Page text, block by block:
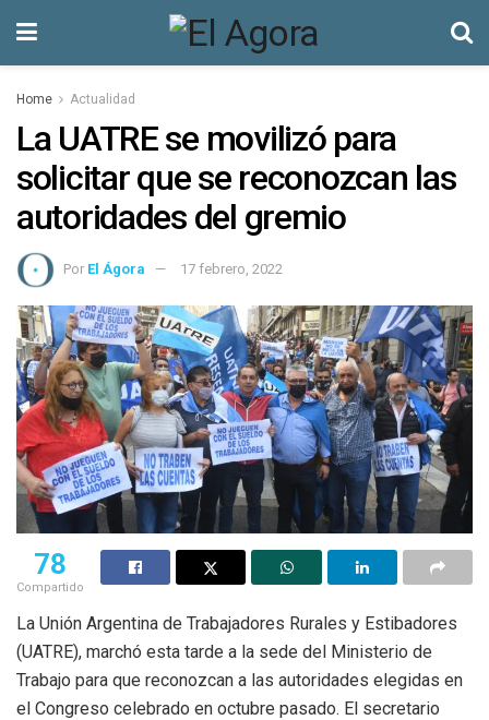
Home Actualidad
La UATRE se movilizó para
solicitar que se reconozcan las
autoridades del gremio
Por El Ágora 17 febrero, 2022
78
Compartido
La Unión Argentina de Trabajadores Rurales y Estibadores
(UATRE), marchó esta tarde a la sede del Ministerio de
Trabajo para que reconozcan a las autoridades elegidas en
el Congreso celebrado en octubre pasado. El secretario